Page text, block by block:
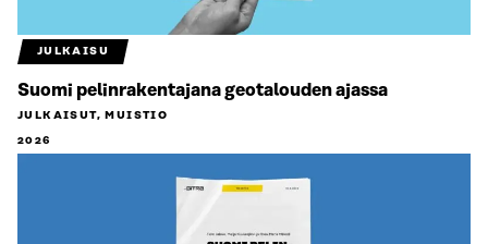
JULKAISU
Suomi pelinrakentajana geotalouden ajassa
JULKAISUT, MUISTIO
2026